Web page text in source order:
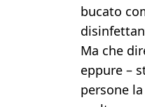
bucato
Ma che
eppure –
persone